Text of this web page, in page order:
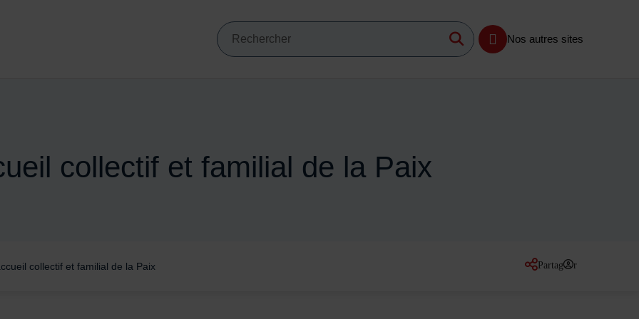
PRINCIPALE Recherche
Mots clés de minimum 3 caractères Lancer la recherche
Nos autres sites
collectif et familial de la Paix
collectif et familial de la Paix Partager
sur les réseaux